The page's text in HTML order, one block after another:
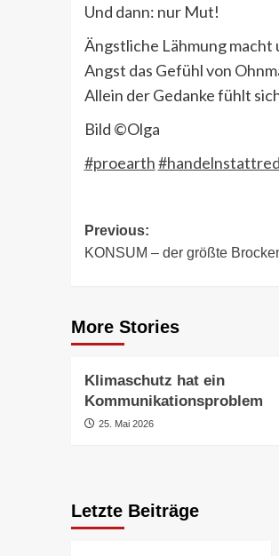
Und dann: nur Mut!
Ängstliche Lähmung macht
Angst das Gefühl von
Allein der Gedanke fühlt
Bild ©Olga
#proearth
Post
navigation
Previous:
KONSUM – der größte
More Stories
Klimaschutz hat ein
Kommunikationsproblem
25. Mai 2026
Letzte Beiträge